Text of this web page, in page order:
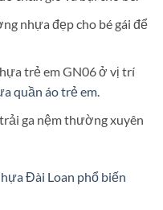
nhựa đẹp cho bé gái để
trẻ em GN06 ở vị trí
quần áo trẻ em.
ga nệm thường xuyên
Đài Loan phổ biến